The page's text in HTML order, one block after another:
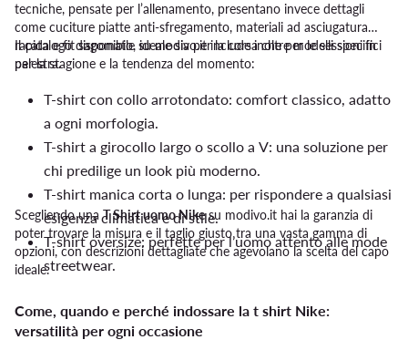
tecniche, pensate per l’allenamento, presentano invece dettagli
come cuciture piatte anti-sfregamento, materiali ad asciugatura
rapida e fit sagomato, ideale sia per la corsa che per le sessioni in
palestra.
Il catalogo disponibile su modivo.it include inoltre modelli specifici
per la stagione e la tendenza del momento:
T-shirt con collo arrotondato: comfort classico, adatto
a ogni morfologia.
T-shirt a girocollo largo o scollo a V: una soluzione per
chi predilige un look più moderno.
T-shirt manica corta o lunga: per rispondere a qualsiasi
esigenza climatica e di stile.
T-shirt oversize: perfette per l’uomo attento alle mode
streetwear.
Scegliendo unaT Shirt uomo Nikesu modivo.it hai la garanzia di
poter trovare la misura e il taglio giusto tra una vasta gamma di
opzioni, con descrizioni dettagliate che agevolano la scelta del capo
ideale.
Come, quando e perché indossare la t shirt Nike:
versatilità per ogni occasione